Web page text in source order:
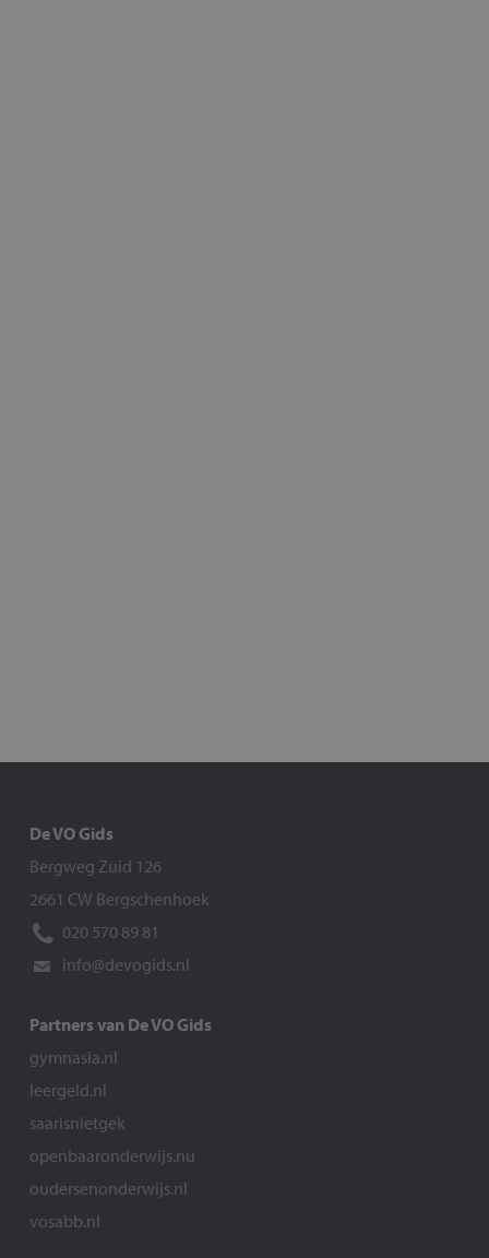
De VO Gids
Bergweg Zuid 126
2661 CW Bergschenhoek
020 570 89 81
info@devogids.nl
Partners van De VO Gids
gymnasia.nl
leergeld.nl
saarisnietgek
openbaaronderwijs.nu
oudersenonderwijs.nl
vosabb.nl